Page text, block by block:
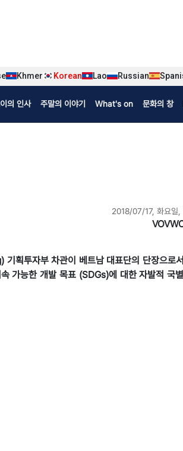
Khmer Korean Lao Russian
의 인사 주말의 이야기 What's on 문화의 창
2018/07/17, 화요일
획투자부 차관이 베트남 대표단의 단장으로
가능한 개발 목표 (SDGs)에 대한 자발적 국